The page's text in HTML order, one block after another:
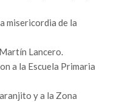
misericordia de la
Lancero.
a la Escuela Primaria
y a la Zona